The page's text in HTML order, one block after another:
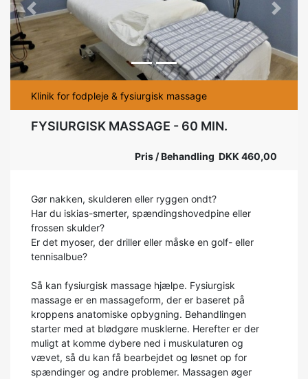
Previous Next
Klinik for fodpleje & fysiurgisk massage
FYSIURGISK MASSAGE - 60 MIN.
Pris / Behandling DKK 460,00
Gør nakken, skulderen eller ryggen ondt?
Har du iskias-smerter, spændingshovedpine eller
frossen skulder?
Er det myoser, der driller eller måske en golf- eller
tennisalbue?
Så kan fysiurgisk massage hjælpe. Fysiurgisk
massage er en massageform, der er baseret på
kroppens anatomiske opbygning. Behandlingen
starter med at blødgøre musklerne. Herefter er der
muligt at komme dybere ned i muskulaturen og
vævet, så du kan få bearbejdet og løsnet op for
spændinger og andre problemer. Massagen øger